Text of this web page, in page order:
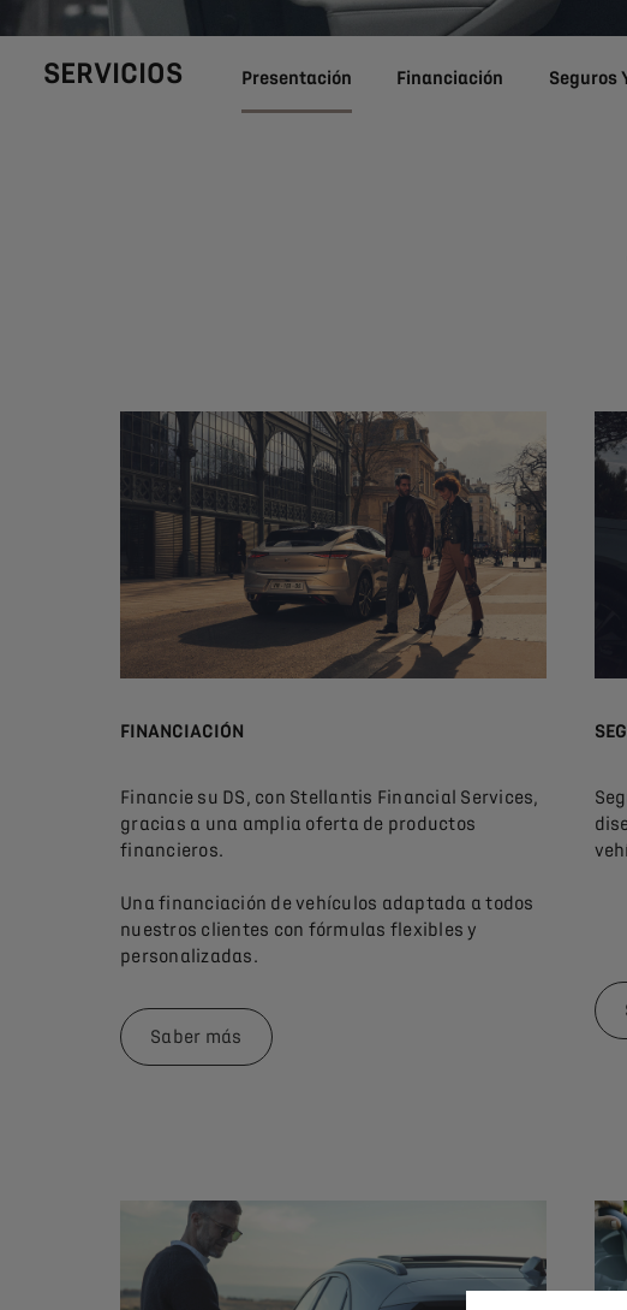
SERVICIOS Presentación Financiación Seguros
FINANCIACIÓN
Financie su DS, con Stellantis Financial Services,
gracias a una amplia oferta de productos
financieros.
Una financiación de vehículos adaptada a todos
nuestros clientes con fórmulas flexibles y
personalizadas.
Saber más